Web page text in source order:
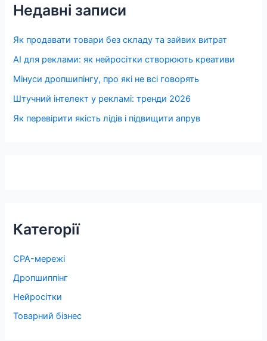
Недавні записи
Як продавати товари без складу та зайвих витрат
AI для реклами: як нейросітки створюють креативи
Мінуси дропшипінгу, про які не всі говорять
Штучний інтелект у рекламі: тренди 2026
Як перевірити якість лідів і підвищити апрув
Категорії
CPA-мережі
Дропшиппінг
Нейросітки
Товарний бізнес